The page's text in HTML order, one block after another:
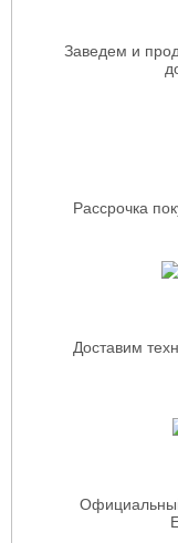
Заведем и
Рассрочка
Доставим